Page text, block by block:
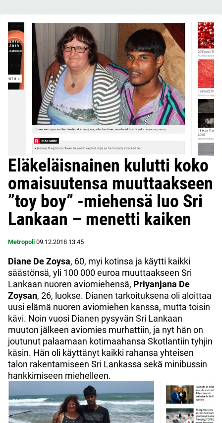
Eläkeläisnainen kulutti koko
omaisuutensa muuttaakseen
”toy boy” -miehensä luo Sri
Lankaan – menetti kaiken
Metropoli 09.12.2018 13:45
Diane De Zoysa, 60, myi kotinsa ja käytti kaikki
säästönsä, yli 100 000 euroa muuttaakseen Sri
Lankaan nuoren aviomiehensä, Priyanjana De
Zoysan, 26, luokse. Dianen tarkoituksena oli aloittaa
uusi elämä nuoren aviomiehen kanssa, mutta toisin
kävi. Noin vuosi Dianen pysyvän Sri Lankaan
muuton jälkeen aviomies murhattiin, ja nyt hän on
joutunut palaamaan kotimaahansa Skotlantiin tyhjin
käsin. Hän oli käyttänyt kaikki rahansa yhteisen
talon rakentamiseen Sri Lankassa sekä minibussin
hankkimiseen miehelleen.